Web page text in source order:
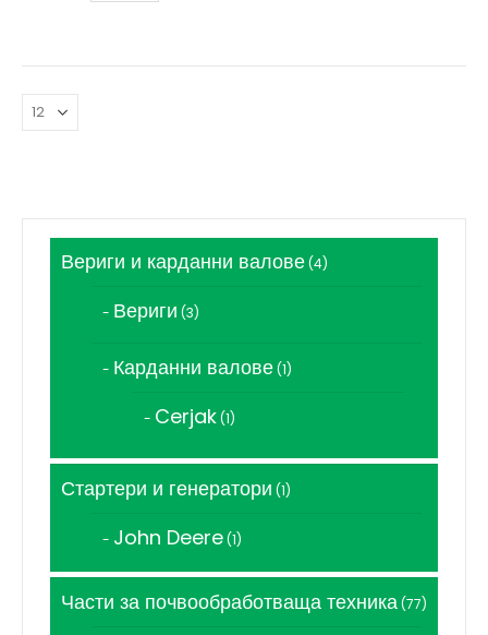
Вериги и карданни валове 44
Вериги 33
Карданни валове 11
Cerjak 11
Стартери и генератори 11
John Deere 11
Части за почвообработваща техника 7777